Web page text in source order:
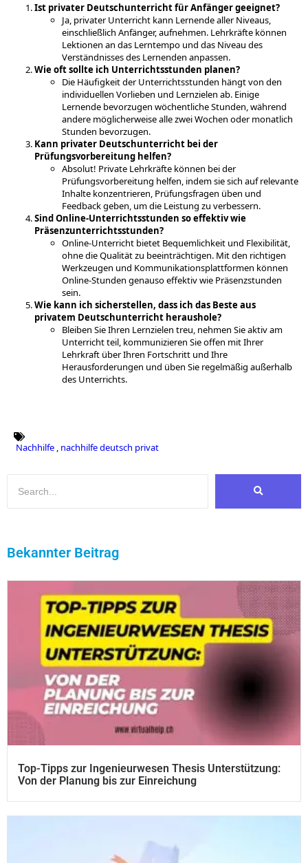
Ist privater Deutschunterricht für Anfänger geeignet?
Ja, privater Unterricht kann Lernende aller Niveaus,
einschließlich Anfänger, aufnehmen. Lehrkräfte können
Lektionen an das Lerntempo und das Niveau des
Verständnisses des Lernenden anpassen.
Wie oft sollte ich Unterrichtsstunden planen?
Die Häufigkeit der Unterrichtsstunden hängt von den
individuellen Vorlieben und Lernzielen ab. Einige
Lernende bevorzugen wöchentliche Stunden, während
andere möglicherweise alle zwei Wochen oder monatlich
Stunden bevorzugen.
Kann privater Deutschunterricht bei der
Prüfungsvorbereitung helfen?
Absolut! Private Lehrkräfte können bei der
Prüfungsvorbereitung helfen, indem sie sich auf relevante
Inhalte konzentrieren, Prüfungsfragen üben und
Feedback geben, um die Leistung zu verbessern.
Sind Online-Unterrichtsstunden so effektiv wie
Präsenzunterrichtsstunden?
Online-Unterricht bietet Bequemlichkeit und Flexibilität,
ohne die Qualität zu beeinträchtigen. Mit den richtigen
Werkzeugen und Kommunikationsplattformen können
Online-Stunden genauso effektiv wie Präsenzstunden
sein.
Wie kann ich sicherstellen, dass ich das Beste aus
privatem Deutschunterricht heraushole?
Bleiben Sie Ihren Lernzielen treu, nehmen Sie aktiv am
Unterricht teil, kommunizieren Sie offen mit Ihrer
Lehrkraft über Ihren Fortschritt und Ihre
Herausforderungen und üben Sie regelmäßig außerhalb
des Unterrichts.
Nachhilfe nachhilfe deutsch privat
Bekannter Beitrag
Top-Tipps zur Ingenieurwesen Thesis Unterstützung:
Von der Planung bis zur Einreichung